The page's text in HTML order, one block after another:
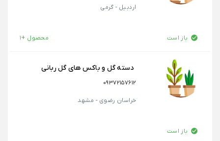
اردبیل - گرمی
باز است محصول +1
دسته گل و باکس های گل ربانی
۰۹۳۷۲۱۵۷۶۱۲
خراسان رضوی - مشهد
باز است